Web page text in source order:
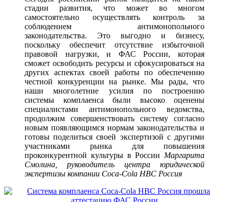
стадии развития, что может во многом
самостоятельно осуществлять контроль за
соблюдением антимонопольного
законодательства. Это выгодно и бизнесу,
поскольку обеспечит отсутствие избыточной
правовой нагрузки, и ФАС России, которая
сможет освободить ресурсы и сфокусироваться на
других аспектах своей работы по обеспечению
честной конкуренции на рынке. Мы рады, что
наши многолетние усилия по построению
системы комплаенса были высоко оценены
специалистами антимонопольного ведомства,
продолжим совершенствовать систему согласно
новым появляющимся нормам законодательства и
готовы поделиться своей экспертизой с другими
участниками рынка для повышения
проконкурентной культуры в России Маргарита
Смолина, руководитель центра юридической
экспертизы компании Coca‑Cola HBC Россия